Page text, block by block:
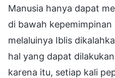
Manusia hanya dapat
di bawah
melaluinya Iblis
hal yang dapat
karena itu, setiap kali